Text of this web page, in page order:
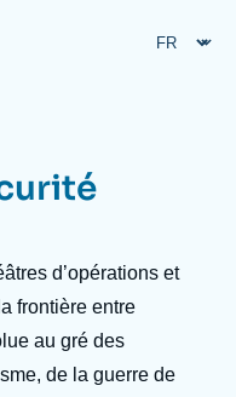
fréquentes
d’opérations et
frontière entre
au gré des
de la guerre de